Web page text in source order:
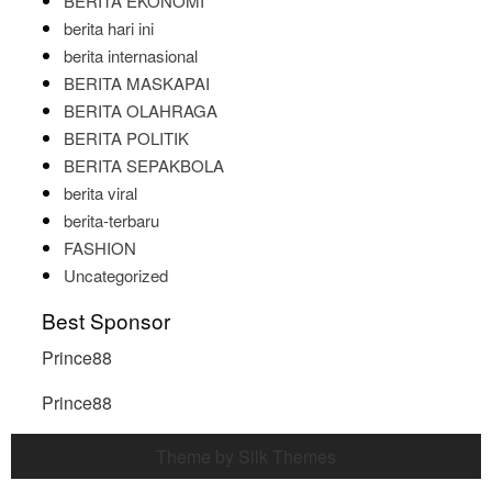
berita hari ini
berita internasional
BERITA MASKAPAI
BERITA OLAHRAGA
BERITA POLITIK
BERITA SEPAKBOLA
berita viral
berita-terbaru
FASHION
Uncategorized
Best Sponsor
Prince88
Prince88